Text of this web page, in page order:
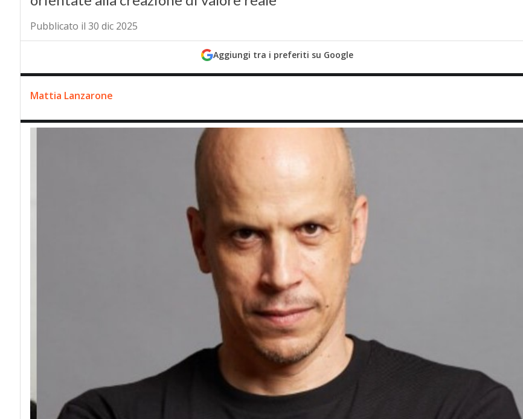
Pubblicato il 30 dic 2025
Aggiungi tra i preferiti su Google
Mattia Lanzarone